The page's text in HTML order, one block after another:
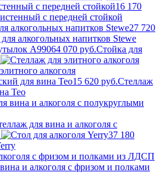
16 170
с передней стойкой
27 720
алкогольных напитков Stewe
4 070 руб.Стойка для
алкоголя
15 620 руб.Стеллаж
Teo
для вина и алкоголя с
37 180
и алкоголя с фризом и полками